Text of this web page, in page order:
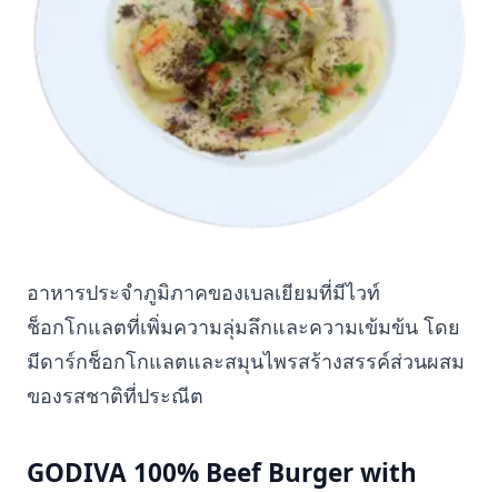
อาหารประจำภูมิภาคของเบลเยียมที่มีไวท์
ช็อกโกแลตที่เพิ่มความลุ่มลึกและความเข้มข้น โดย
มีดาร์กช็อกโกแลตและสมุนไพรสร้างสรรค์ส่วนผสม
ของรสชาติที่ประณีต
GODIVA 100% Beef Burger with